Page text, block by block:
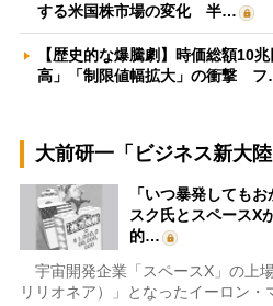
する米国株市場の変化 半…
【歴史的な爆騰劇】時価総額10
高」「制限値幅拡大」の衝撃
大前研一「ビジネス新大
「いつ暴発しても
スク氏とスペースX
的…
宇宙開発企業「スペースX」の上
リリオネア）」となったイーロン・